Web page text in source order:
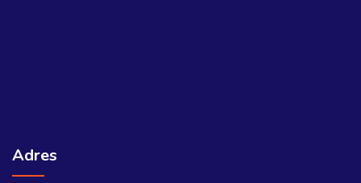
Adres